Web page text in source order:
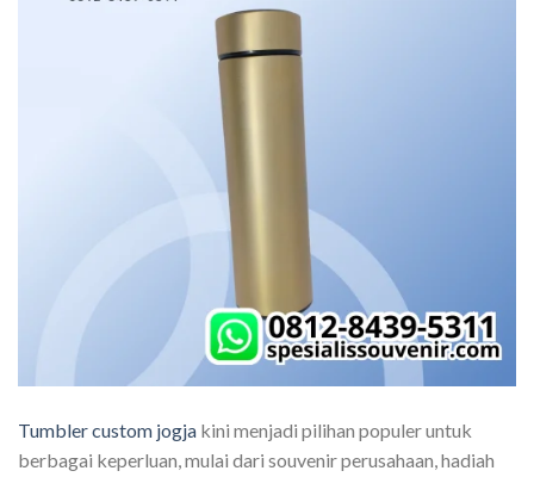
Tumbler custom jogja kini menjadi pilihan populer untuk
berbagai keperluan, mulai dari souvenir perusahaan, hadiah